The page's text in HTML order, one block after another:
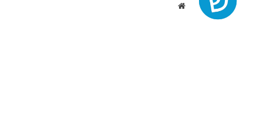
Website